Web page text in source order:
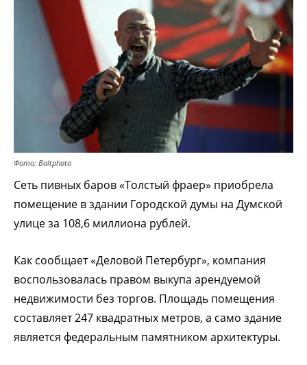
Фото: Baltphoto
Сеть пивных баров «Толстый фраер» приобрела
помещение в здании Городской думы на Думской
улице за 108,6 миллиона рублей.
Как сообщает «Деловой Петербург», компания
воспользовалась правом выкупа арендуемой
недвижимости без торгов. Площадь помещения
составляет 247 квадратных метров, а само здание
является федеральным памятником архитектуры.